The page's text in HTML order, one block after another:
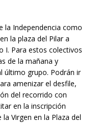
la Independencia como
la plaza del Pilar a
I. Para estos colectivos
de la mañana y
último grupo. Podrán ir
amenizar el desfile,
del recorrido con
en la inscripción
Virgen en la Plaza del